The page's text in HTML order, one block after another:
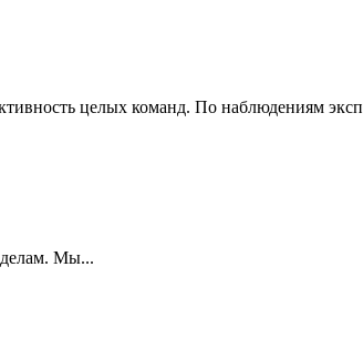
целых команд. По наблюдениям
делам. Мы...